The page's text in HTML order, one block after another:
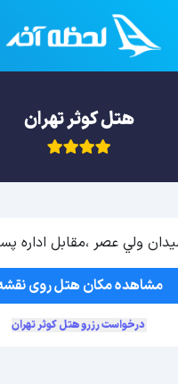
هتل کوثر تهران
ولي عصر ،مقابل اداره
مشاهده مکان هتل روی
درخواست رزرو هتل کوثر تهران